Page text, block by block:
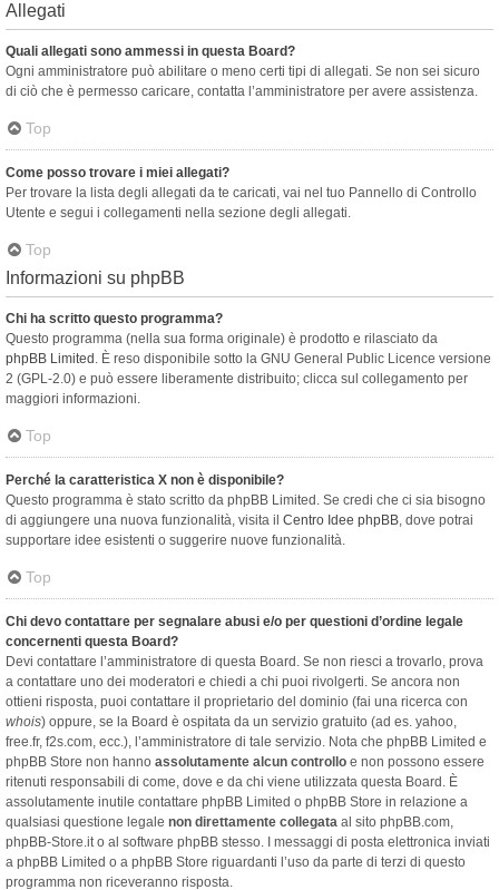
Allegati
Quali allegati sono ammessi in questa Board?
Ogni amministratore può abilitare o meno certi tipi di allegati. Se non sei sicuro
di ciò che è permesso caricare, contatta l’amministratore per avere assistenza.
Top
Come posso trovare i miei allegati?
Per trovare la lista degli allegati da te caricati, vai nel tuo Pannello di Controllo
Utente e segui i collegamenti nella sezione degli allegati.
Top
Informazioni su phpBB
Chi ha scritto questo programma?
Questo programma (nella sua forma originale) è prodotto e rilasciato da
phpBB Limited . È reso disponibile sotto la GNU General Public Licence versione
2 (GPL-2.0) e può essere liberamente distribuito; clicca sul collegamento per
maggiori informazioni.
Top
Perché la caratteristica X non è disponibile?
Questo programma è stato scritto da phpBB Limited. Se credi che ci sia bisogno
di aggiungere una nuova funzionalità, visita il Centro Idee phpBB, dove potrai
supportare idee esistenti o suggerire nuove funzionalità.
Top
Chi devo contattare per segnalare abusi e/o per questioni d’ordine legale
concernenti questa Board?
Devi contattare l’amministratore di questa Board. Se non riesci a trovarlo, prova
a contattare uno dei moderatori e chiedi a chi puoi rivolgerti. Se ancora non
ottieni risposta, puoi contattare il proprietario del dominio (fai una ricerca con
whois) oppure, se la Board è ospitata da un servizio gratuito (ad es. yahoo,
free.fr, f2s.com, ecc.), l’amministratore di tale servizio. Nota che phpBB Limited e
phpBB Store non hanno assolutamente alcun controllo e non possono essere
ritenuti responsabili di come, dove e da chi viene utilizzata questa Board. È
assolutamente inutile contattare phpBB Limited o phpBB Store in relazione a
qualsiasi questione legale non direttamente collegata al sito phpBB.com,
phpBB-Store.it o al software phpBB stesso. I messaggi di posta elettronica inviati
a phpBB Limited o a phpBB Store riguardanti l’uso da parte di terzi di questo
programma non riceveranno risposta.